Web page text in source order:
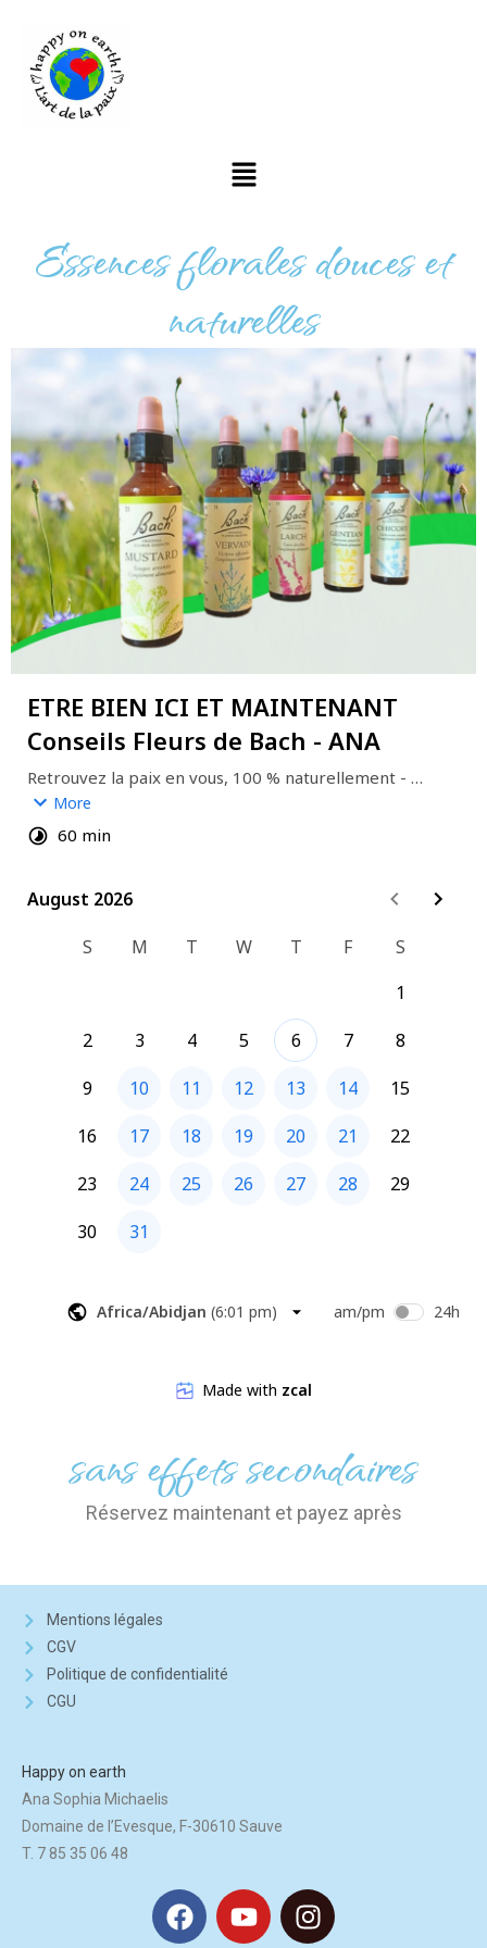
Essences florales douces et
naturelles
sans effets secondaires
Réservez maintenant et payez après
Mentions légales
CGV
Politique de confidentialité
CGU
Happy on earth
Ana Sophia Michaelis
Domaine de l’Evesque, F-30610 Sauve
T. 7 85 35 06 48